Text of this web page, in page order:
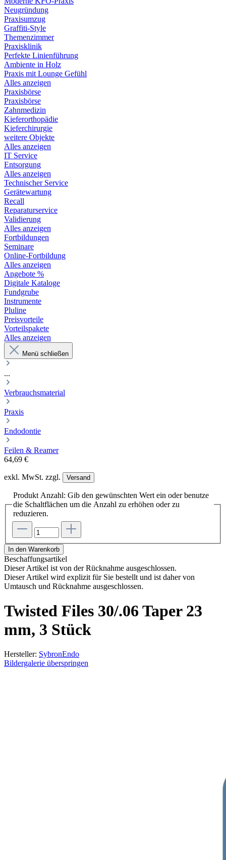
Neugründung
Praxisumzug
Graffiti-Style
Themenzimmer
Praxisklinik
Perfekte Linienführung
Ambiente in Holz
Praxis mit Lounge Gefühl
Alles anzeigen
Praxisbörse
Praxisbörse
Zahnmedizin
Kieferorthopädie
Kieferchirurgie
weitere Objekte
Alles anzeigen
IT Service
Entsorgung
Alles anzeigen
Technischer Service
Gerätewartung
Recall
Reparaturservice
Validierung
Alles anzeigen
Fortbildungen
Seminare
Online-Fortbildung
Alles anzeigen
Angebote %
Digitale Kataloge
Fundgrube
Instrumente
Pluline
Preisvorteile
Vorteilspakete
Alles anzeigen
Menü schließen
...
Verbrauchsmaterial
Praxis
Endodontie
Feilen & Reamer
64,69 €
exkl. MwSt. zzgl. Versand
Produkt Anzahl: Gib den gewünschten Wert ein oder benutze
die Schaltflächen um die Anzahl zu erhöhen oder zu
reduzieren.
In den Warenkorb
Beschaffungsartikel
Dieser Artikel ist von der Rücknahme ausgeschlossen.
Dieser Artikel wird explizit für Sie bestellt und ist daher von
Umtausch und Rücknahme ausgeschlossen.
Twisted Files 30/.06 Taper 23
mm, 3 Stück
Hersteller: SybronEndo
Bildergalerie überspringen